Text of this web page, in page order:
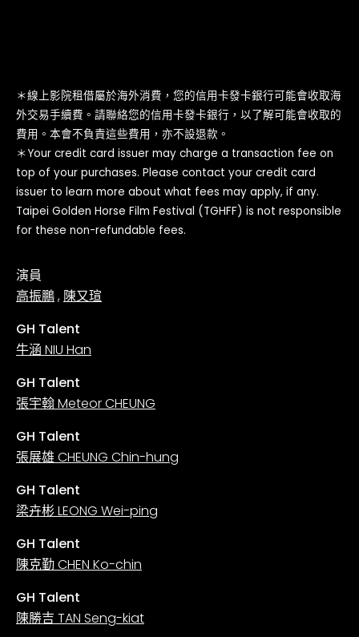
＊線上影院租借屬於海外消費，您的信用卡發卡銀行可能會收取海
外交易手續費。請聯絡您的信用卡發卡銀行，以了解可能會收取的
費用。本會不負責這些費用，亦不設退款。
＊Your credit card issuer may charge a transaction fee on
top of your purchases. Please contact your credit card
issuer to learn more about what fees may apply, if any.
Taipei Golden Horse Film Festival (TGHFF) is not responsible
for these non-refundable fees.
演員
高振鵬, 陳又瑄
GH Talent
牛涵 NIU Han
GH Talent
張宇翰 Meteor CHEUNG
GH Talent
張展雄 CHEUNG Chin-hung
GH Talent
梁卉彬 LEONG Wei-ping
GH Talent
陳克勤 CHEN Ko-chin
GH Talent
陳勝吉 TAN Seng-kiat